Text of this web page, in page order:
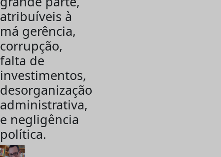
atribuíveis à
má gerência,
corrupção,
falta de
investimentos,
desorganização
administrativa,
e negligência
política.